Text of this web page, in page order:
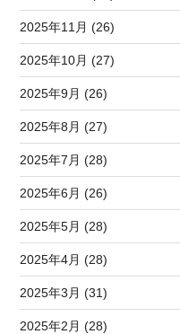
2025年11月 (26)
2025年10月 (27)
2025年9月 (26)
2025年8月 (27)
2025年7月 (28)
2025年6月 (26)
2025年5月 (28)
2025年4月 (28)
2025年3月 (31)
2025年2月 (28)